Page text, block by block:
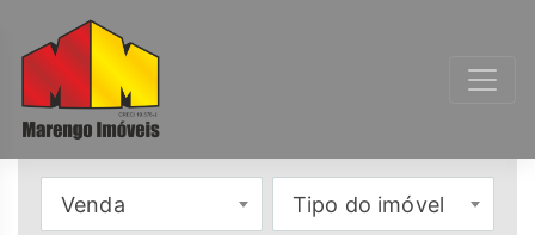
Venda Tipo do imóvel